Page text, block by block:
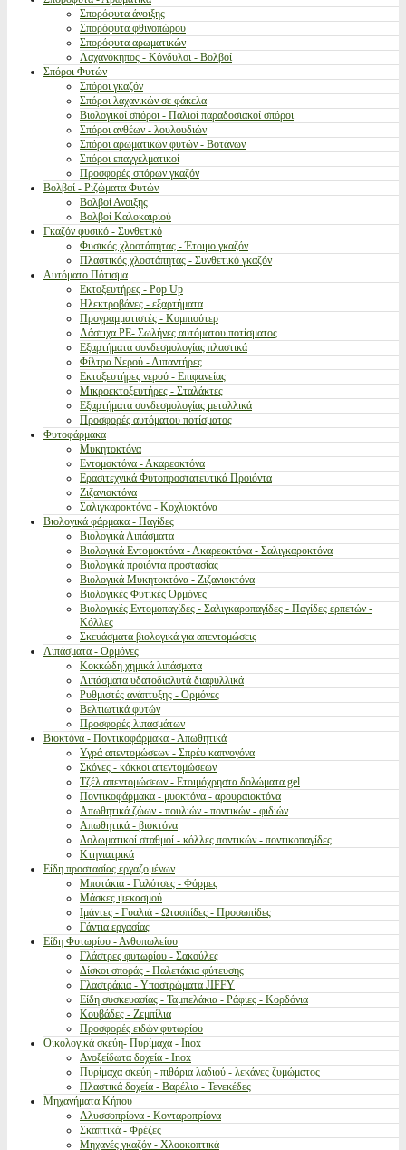
Σπορόφυτα άνοιξης
Σπορόφυτα φθινοπώρου
Σπορόφυτα αρωματικών
Λαχανόκηπος - Κόνδυλοι - Βολβοί
Σπόροι Φυτών
Σπόροι γκαζόν
Σπόροι λαχανικών σε φάκελα
Βιολογικοί σπόροι - Παλιοί παραδοσιακοί σπόροι
Σπόροι ανθέων - λουλουδιών
Σπόροι αρωματικών φυτών - Βοτάνων
Σπόροι επαγγελματικοί
Προσφορές σπόρων γκαζόν
Βολβοί - Ριζώματα Φυτών
Βολβοί Ανοιξης
Βολβοί Καλοκαιριού
Γκαζόν φυσικό - Συνθετικό
Φυσικός χλοοτάπητας - Έτοιμο γκαζόν
Πλαστικός χλοοτάπητας - Συνθετικό γκαζόν
Αυτόματο Πότισμα
Εκτοξευτήρες - Pop Up
Ηλεκτροβάνες - εξαρτήματα
Προγραμματιστές - Κομπιούτερ
Λάστιχα PE- Σωλήνες αυτόματου ποτίσματος
Εξαρτήματα συνδεσμολογίας πλαστικά
Φίλτρα Νερού - Λιπαντήρες
Εκτοξευτήρες νερού - Επιφανείας
Μικροεκτοξευτήρες - Σταλάκτες
Εξαρτήματα συνδεσμολογίας μεταλλικά
Προσφορές αυτόματου ποτίσματος
Φυτοφάρμακα
Μυκητοκτόνα
Εντομοκτόνα - Ακαρεοκτόνα
Ερασιτεχνικά Φυτοπροστατευτικά Προιόντα
Ζιζανιοκτόνα
Σαλιγκαροκτόνα - Κοχλιοκτόνα
Βιολογικά φάρμακα - Παγίδες
Βιολογικά Λιπάσματα
Βιολογικά Εντομοκτόνα - Ακαρεοκτόνα - Σαλιγκαροκτόνα
Βιολογικά προιόντα προστασίας
Βιολογικά Μυκητοκτόνα - Ζιζανιοκτόνα
Βιολογικές Φυτικές Ορμόνες
Βιολογικές Εντομοπαγίδες - Σαλιγκαροπαγίδες - Παγίδες ερπετών -
Κόλλες
Σκευάσματα βιολογικά για απεντομώσεις
Λιπάσματα - Ορμόνες
Κοκκώδη χημικά λιπάσματα
Λιπάσματα υδατοδιαλυτά διαφυλλικά
Ρυθμιστές ανάπτυξης - Ορμόνες
Βελτιωτικά φυτών
Προσφορές λιπασμάτων
Βιοκτόνα - Ποντικοφάρμακα - Απωθητικά
Υγρά απεντομώσεων - Σπρέυ καπνογόνα
Σκόνες - κόκκοι απεντομώσεων
Τζέλ απεντομώσεων - Ετοιμόχρηστα δολώματα gel
Ποντικοφάρμακα - μυοκτόνα - αρουραιοκτόνα
Απωθητικά ζώων - πουλιών - ποντικών - φιδιών
Απωθητικά - βιοκτόνα
Δολωματικοί σταθμοί - κόλλες ποντικών - ποντικοπαγίδες
Κτηνιατρικά
Είδη προστασίας εργαζομένων
Μποτάκια - Γαλότσες - Φόρμες
Μάσκες ψεκασμού
Ιμάντες - Γυαλιά - Ωτασπίδες - Προσωπίδες
Γάντια εργασίας
Είδη Φυτωρίου - Ανθοπωλείου
Γλάστρες φυτωρίου - Σακούλες
Δίσκοι σποράς - Παλετάκια φύτευσης
Γλαστράκια - Υποστρώματα JIFFY
Είδη συσκευασίας - Ταμπελάκια - Ράφιες - Κορδόνια
Κουβάδες - Ζεμπίλια
Προσφορές ειδών φυτωρίου
Οικολογικά σκεύη- Πυρίμαχα - Inox
Ανοξείδωτα δοχεία - Inox
Πυρίμαχα σκεύη - πιθάρια λαδιού - λεκάνες ζυμώματος
Πλαστικά δοχεία - Βαρέλια - Τενεκέδες
Μηχανήματα Κήπου
Αλυσσοπρίονα - Κονταροπρίονα
Σκαπτικά - Φρέζες
Μηχανές γκαζόν - Χλοοκοπτικά